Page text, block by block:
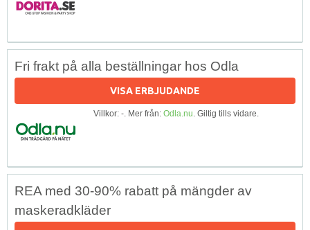
Fri frakt på alla beställningar hos Odla
VISA ERBJUDANDE
Villkor: -. Mer från: Odla.nu. Giltig tills vidare.
REA med 30-90% rabatt på mängder av
maskeradkläder